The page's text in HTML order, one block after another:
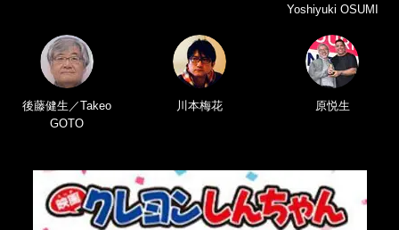
Yoshiyuki OSUMI
後藤健生／Takeo
GOTO
川本梅花 原悦生